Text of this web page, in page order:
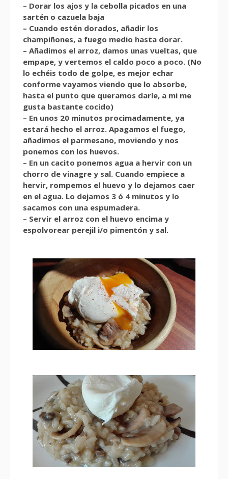
– Dorar los ajos y la cebolla picados en una
sartén o cazuela baja
– Cuando estén dorados, añadir los
champiñones, a fuego medio hasta dorar.
– Añadimos el arroz, damos unas vueltas, que
empape, y vertemos el caldo poco a poco. (No
lo echéis todo de golpe, es mejor echar
conforme vayamos viendo que lo absorbe,
hasta el punto que queramos darle, a mi me
gusta bastante cocido)
– En unos 20 minutos procimadamente, ya
estará hecho el arroz. Apagamos el fuego,
añadimos el parmesano, moviendo y nos
ponemos con los huevos.
– En un cacito ponemos agua a hervir con un
chorro de vinagre y sal. Cuando empiece a
hervir, rompemos el huevo y lo dejamos caer
en el agua. Lo dejamos 3 ó 4 minutos y lo
sacamos con una espumadera.
– Servir el arroz con el huevo encima y
espolvorear perejil i/o pimentón y sal.